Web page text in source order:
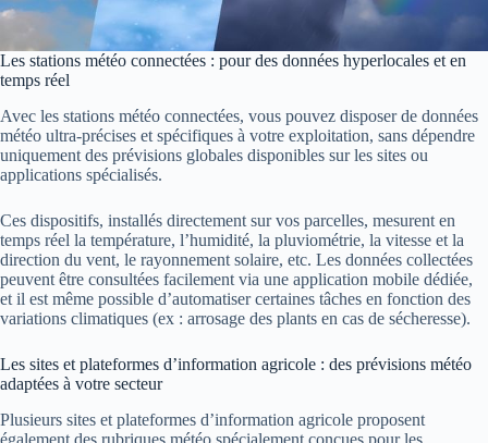
Les stations météo connectées : pour des données hyperlocales et en
temps réel
Avec les stations météo connectées, vous pouvez disposer de données
météo ultra-précises et spécifiques à votre exploitation, sans dépendre
uniquement des prévisions globales disponibles sur les sites ou
applications spécialisés.
Ces dispositifs, installés directement sur vos parcelles, mesurent en
temps réel la température, l’humidité, la pluviométrie, la vitesse et la
direction du vent, le rayonnement solaire, etc. Les données collectées
peuvent être consultées facilement via une application mobile dédiée,
et il est même possible d’automatiser certaines tâches en fonction des
variations climatiques (ex : arrosage des plants en cas de sécheresse).
Les sites et plateformes d’information agricole : des prévisions météo
adaptées à votre secteur
Plusieurs sites et plateformes d’information agricole proposent
également des rubriques météo spécialement conçues pour les